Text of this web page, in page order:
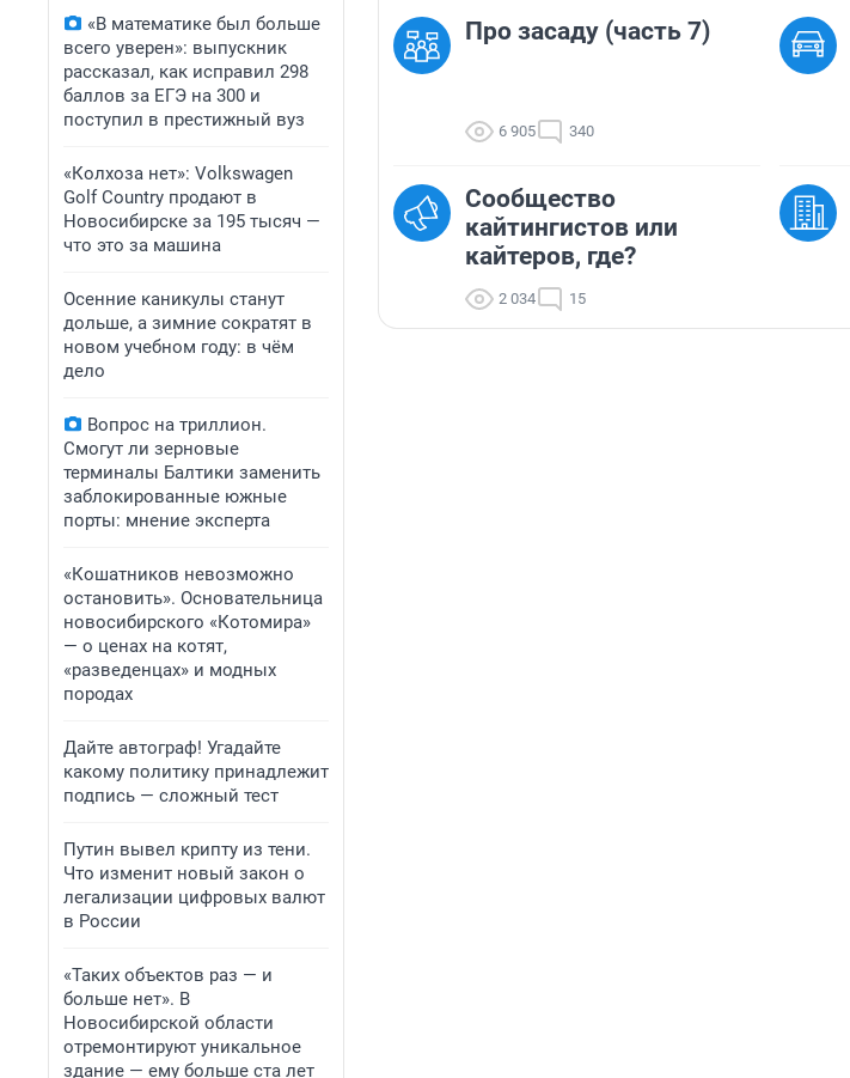
«В математике был больше
всего уверен»: выпускник
рассказал, как исправил 298
баллов за ЕГЭ на 300 и
поступил в престижный вуз
«Колхоза нет»: Volkswagen
Golf Сountry продают в
Новосибирске за 195 тысяч —
что это за машина
Осенние каникулы станут
дольше, а зимние сократят в
новом учебном году: в чём
дело
Вопрос на триллион.
Смогут ли зерновые
терминалы Балтики заменить
заблокированные южные
порты: мнение эксперта
«Кошатников невозможно
остановить». Основательница
новосибирского «Котомира»
— о ценах на котят,
«разведенцах» и модных
породах
Дайте автограф! Угадайте
какому политику принадлежит
подпись — сложный тест
Путин вывел крипту из тени.
Что изменит новый закон о
легализации цифровых валют
в России
«Таких объектов раз — и
больше нет». В
Новосибирской области
отремонтируют уникальное
здание — ему больше ста лет
Про засаду (часть 7)
6 905 340
Сообщество
кайтингистов или
кайтеров, где?
2 034 15